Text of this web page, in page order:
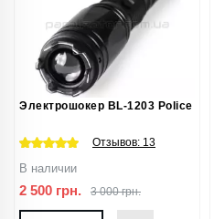
Электрошокер BL-1203 Police
Отзывов: 13
В наличии
2 500 грн. 3 000 грн.